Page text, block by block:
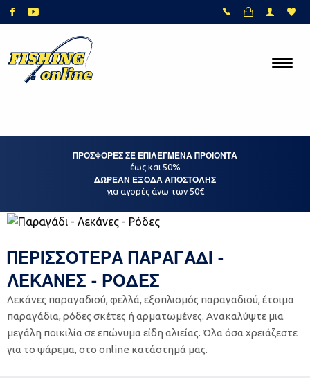
ΠΡΟΣΦΟΡΕΣ ΣΕ ΕΠΙΛΕΓΜΕΝΑ ΠΡΟΙΟΝΤΑ
έως και 50%
ΔΩΡΕΑΝ ΕΞΟΔΑ ΑΠΟΣΤΟΛΗΣ
για αγορές άνω των 50€
ΠΕΡΙΣΣΟΤΕΡΑ ΠΑΡΑΓΑΔΙ -
ΛΕΚΑΝΕΣ - ΡΟΔΕΣ
Λεκάνες παραγαδιού, φελλά, εξοπλισμός παραγαδιού, έτοιμα
παραγάδια, ρόδες σκέτες ή αρματωμένες. Ανακαλύψτε μια
μεγάλη ποικιλία σε επώνυμα είδη αλιείας. Όλα όσα χρειάζεστε
για το ψάρεμα, στο online κατάστημά μας.